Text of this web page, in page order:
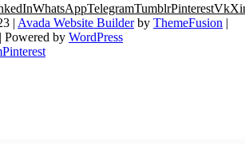
WhatsAppTelegramTumblrPinterestVk
| Avada Website Builderby ThemeFusion |
Powered by WordPress
Pinterest